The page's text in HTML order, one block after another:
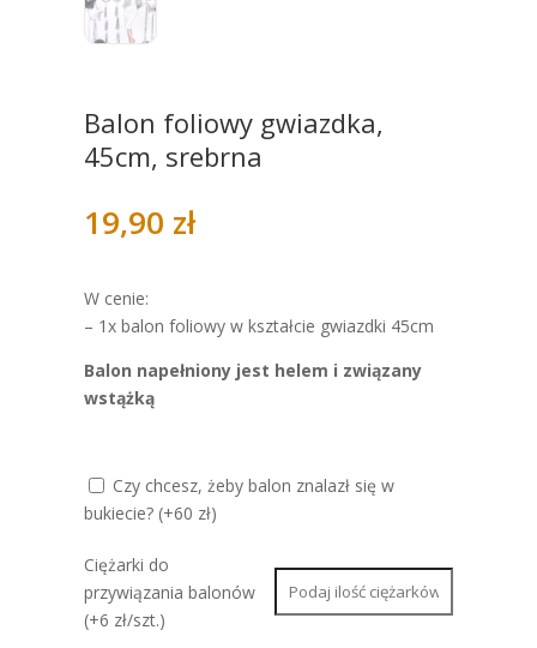
Balon foliowy gwiazdka,
45cm, srebrna
19,90 zł
W cenie:
– 1x balon foliowy w kształcie gwiazdki 45cm
Balon napełniony jest helem i związany
wstążką
Czy chcesz, żeby balon znalazł się w
bukiecie? (+60 zł)
Ciężarki do
przywiązania balonów
(+6 zł/szt.)